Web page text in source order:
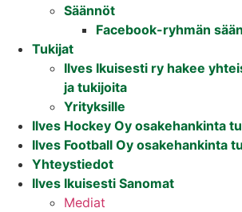
Säännöt
Facebook-ryhmän
Tukijat
Ilves Ikuisesti ry hakee
ja tukijoita
Yrityksille
Ilves Hockey Oy osakehankinta
Ilves Football Oy osakehankinta
Yhteystiedot
Ilves Ikuisesti Sanomat
Mediat